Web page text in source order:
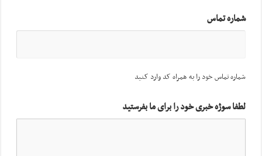
شماره تماس
شماره تماس خود را به همراه کد وارد کنید
لطفا سوژه خبری خود را برای ما بفرستید